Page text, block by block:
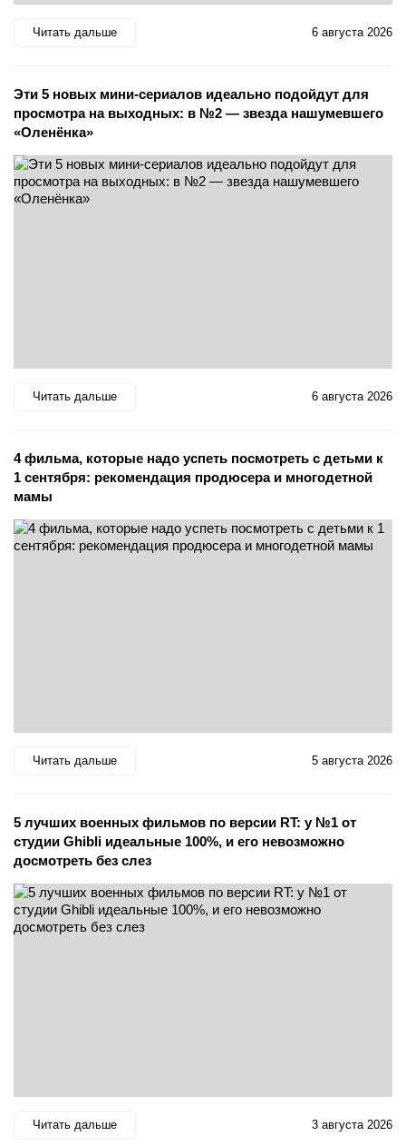
Читать дальше 6 августа 2026
Эти 5 новых мини-сериалов идеально подойдут для
просмотра на выходных: в №2 — звезда нашумевшего
«Оленёнка»
Читать дальше 6 августа 2026
4 фильма, которые надо успеть посмотреть с детьми к
1 сентября: рекомендация продюсера и многодетной
мамы
Читать дальше 5 августа 2026
5 лучших военных фильмов по версии RT: у №1 от
студии Ghibli идеальные 100%, и его невозможно
досмотреть без слез
Читать дальше 3 августа 2026